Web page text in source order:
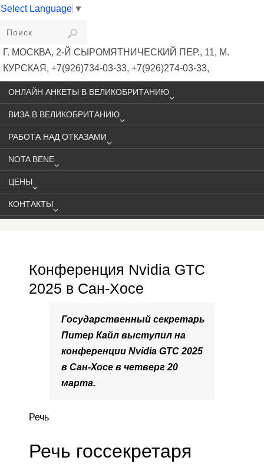
Select Language ▼
VIKIVISA
Г. МОСКВА, 2-Й СЫРОМЯТНИЧЕСКИЙ ПЕР., 11, М.
КУРСКАЯ, +7(926)734-03-33, +7(926)274-03-33,
VISA@VIKIVISA.RU
ОНЛАЙН АНКЕТЫ В ВЕЛИКОБРИТАНИЮ
ВИЗА В ВЕЛИКОБРИТАНИЮ
РАБОТА НАД ОТКАЗАМИ
NOTA BENE
ЦЕНЫ
КОНТАКТЫ
Конференция Nvidia GTC
2025 в Сан-Хосе
Государственный секретарь
Питер Кайл выступил на
конференции Nvidia GTC 2025
в Сан-Хосе в четверг 20
марта.
Речь
Речь госсекретаря